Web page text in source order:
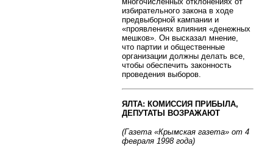
избирательного закона в ходе
предвыборной кампании и
«проявлениях влияния «денежных
мешков». Он высказал мнение,
что партии и общественные
организации должны делать все,
чтобы обеспечить законность
проведения выборов.
ЯЛТА: КОМИССИЯ ПРИБЫЛА,
ДЕПУТАТЫ ВОЗРАЖАЮТ
(Газета «Крымская газета» от 4
февраля 1998 года)